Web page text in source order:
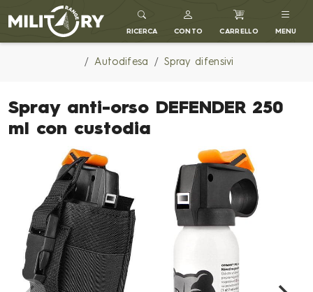
MILITARY RANGE IT
RICERCA CONTO CARRELLO MENU
Autodifesa Spray difensivi
Spray anti-orso DEFENDER 250
ml con custodia